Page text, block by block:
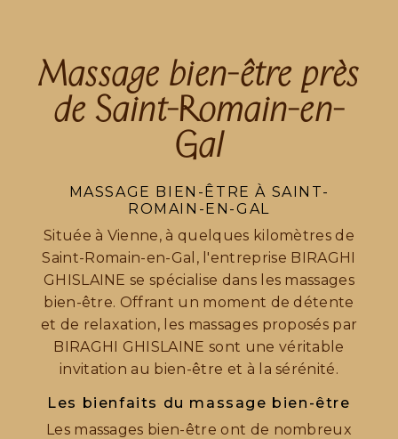
Massage bien-être près
de Saint-Romain-en-
Gal
MASSAGE BIEN-ÊTRE À SAINT-
ROMAIN-EN-GAL
Située à Vienne, à quelques kilomètres de
Saint-Romain-en-Gal, l'entreprise BIRAGHI
GHISLAINE se spécialise dans les massages
bien-être. Offrant un moment de détente
et de relaxation, les massages proposés par
BIRAGHI GHISLAINE sont une véritable
invitation au bien-être et à la sérénité.
Les bienfaits du massage bien-être
Les massages bien-être ont de nombreux